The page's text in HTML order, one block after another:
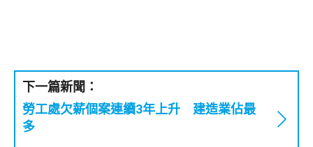
下一篇新聞：
勞工處欠薪個案連續3年上升 建造業佔最
多